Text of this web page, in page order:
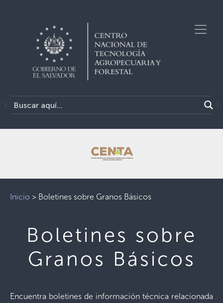
Inicio > Boletines sobre Granos Básicos
Boletines sobre
Granos Básicos
Encuentra boletines de información técnica relacionada